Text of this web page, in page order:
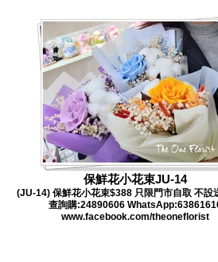
保鮮花小花束JU-14
(JU-14) 保鮮花小花束$388 只限門市自取 不設
查詢購:24890606
www.facebook.com/theoneflorist